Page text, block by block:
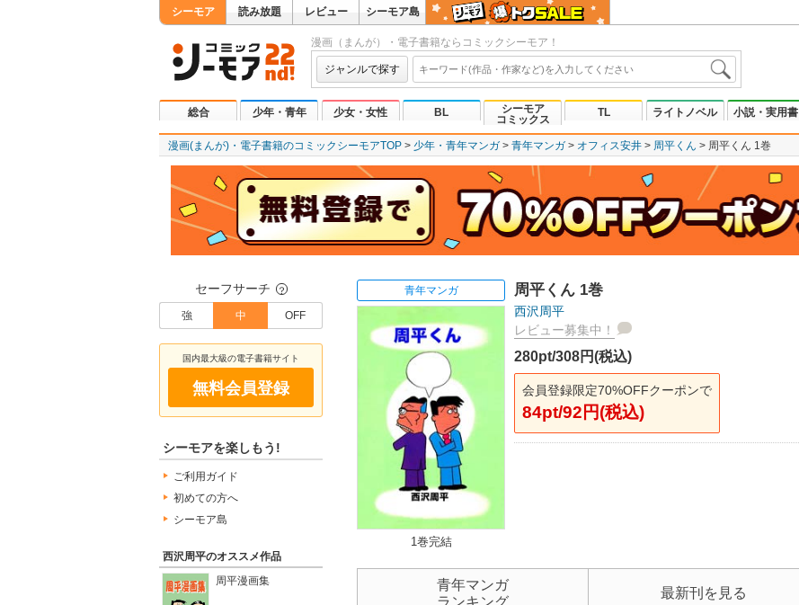
シーモア 読み放題 レビュー シーモア島
漫画（まんが）・電子書籍ならコミックシーモア！
ジャンルで探す
総合 少年・青年 少女・女性 BL
シーモア
コミックス
TL ライトノベル 小説・実用書
漫画(まんが)・電子書籍のコミックシーモアTOP 少年・青年マンガ 青年マンガ オフィス安井 周平くん 周平くん 1巻
セーフサーチ ？
強 中 OFF
国内最大級の電子書籍サイト
無料会員登録
シーモアを楽しもう!
ご利用ガイド
初めての方へ
シーモア島
西沢周平のオススメ作品
周平漫画集
青年マンガ
1巻完結
周平くん 1巻
西沢周平
レビュー募集中！
280pt/308円(税込)
会員登録限定70%OFFクーポンで
84pt/92円(税込)
青年マンガ
最新刊を見る